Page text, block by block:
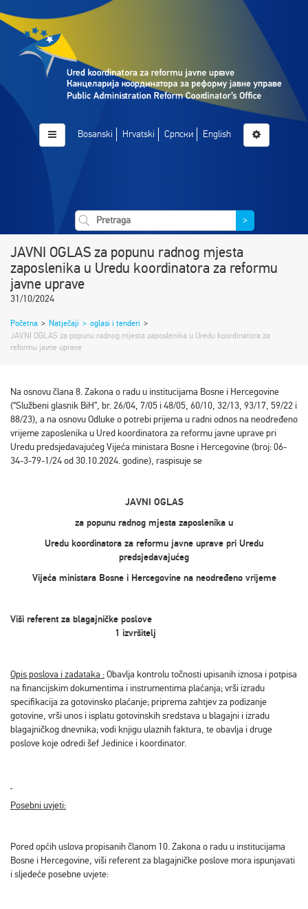
Bosanski Hrvatski Српски English
>
JAVNI OGLAS za popunu radnog mjesta
zaposlenika u Uredu koordinatora za reformu
javne uprave
31/10/2024
Početna > Natječaji > oglasi i tenderi >
JAVNI OGLAS za popunu radnog mjesta zaposlenika u Uredu koordinatora za
reformu javne uprave
Na osnovu člana 8. Zakona o radu u institucijama Bosne i Hercegovine
(“Službeni glasnik BiH”, br. 26/04, 7/05 i 48/05, 60/10, 32/13, 93/17, 59/22 i
88/23), a na osnovu Odluke o potrebi prijema u radni odnos na neodređeno
vrijeme zaposlenika u Ured koordinatora za reformu javne uprave pri
Uredu predsjedavajućeg Vijeća ministara Bosne i Hercegovine (broj: 06-
34-3-79-1/24 od 30.10.2024. godine), raspisuje se
JAVNI OGLAS
za popunu radnog mjesta zaposlenika u
Uredu koordinatora za reformu javne uprave pri Uredu
predsjedavajućeg
Vijeća ministara Bosne i Hercegovine na neodređeno vrijeme
Viši referent za blagajničke poslove
1 izvršitelj
Opis poslova i zadataka :Obavlja kontrolu točnosti upisanih iznosa i potpisa
na financijskim dokumentima i instrumentima plaćanja; vrši izradu
specifikacija za gotovinsko plaćanje; priprema zahtjev za podizanje
gotovine, vrši unos i isplatu gotovinskih sredstava u blagajni i izradu
blagajničkog dnevnika; vodi knjigu ulaznih faktura, te obavlja i druge
poslove koje odredi šef Jedinice i koordinator.
Posebni uvjeti:
Pored općih uslova propisanih članom 10. Zakona o radu u institucijama
Bosne i Hercegovine, viši referent za blagajničke poslove mora ispunjavati
i sljedeće posebne uvjete: